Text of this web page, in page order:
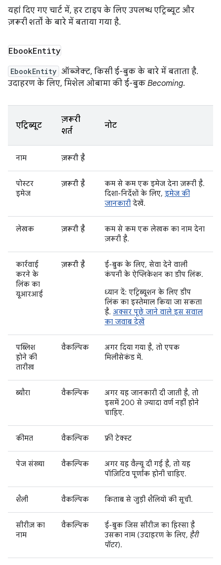
यहां दिए गए चार्ट में, हर टाइप के लिए उपलब्ध एट्रिब्यूट और
ज़रूरी शर्तों के बारे में बताया गया है.
EbookEntity
EbookEntity ऑब्जेक्ट, किसी ई-बुक के बारे में बताता है.
उदाहरण के लिए, मिशेल ओबामा की ई-बुक Becoming.
एट्रिब्यूट
ज़रूरी
शर्त
नोट
नाम ज़रूरी है
पोस्टर
इमेज
ज़रूरी है
कम से कम एक इमेज देना ज़रूरी है.
दिशा-निर्देशों के लिए, इमेज की
जानकारी देखें.
लेखक ज़रूरी है
कम से कम एक लेखक का नाम देना
ज़रूरी है.
कार्रवाई
करने के
लिंक का
यूआरआई
ज़रूरी है
ई-बुक के लिए, सेवा देने वाली
कंपनी के ऐप्लिकेशन का डीप लिंक.
ध्यान दें: एट्रिब्यूशन के लिए डीप
लिंक का इस्तेमाल किया जा सकता
है. अक्सर पूछे जाने वाले इस सवाल
का जवाब देखें
पब्लिश
होने की
तारीख
वैकल्पिक
अगर दिया गया है, तो एपक
मिलीसेकंड में.
ब्यौरा वैकल्पिक
अगर यह जानकारी दी जाती है, तो
इसमें 200 से ज़्यादा वर्ण नहीं होने
चाहिए.
कीमत वैकल्पिक फ़्री टेक्स्ट
पेज संख्या वैकल्पिक
अगर यह वैल्यू दी गई है, तो यह
पॉज़िटिव पूर्णांक होनी चाहिए.
शैली वैकल्पिक किताब से जुड़ी शैलियों की सूची.
सीरीज़ का
नाम
वैकल्पिक
ई-बुक जिस सीरीज़ का हिस्सा है
उसका नाम (उदाहरण के लिए, हैरी
पॉटर).